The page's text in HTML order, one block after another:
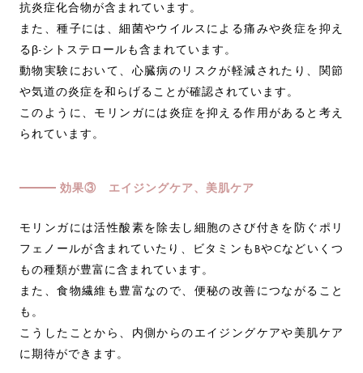
抗炎症化合物が含まれています。
また、種子には、細菌やウイルスによる痛みや炎症を抑え
るβ-シトステロールも含まれています。
動物実験において、心臓病のリスクが軽減されたり、関節
や気道の炎症を和らげることが確認されています。
このように、モリンガには炎症を抑える作用があると考え
られています。
効果③ エイジングケア、美肌ケア
モリンガには活性酸素を除去し細胞のさび付きを防ぐポリ
フェノールが含まれていたり、ビタミンもBやCなどいくつ
もの種類が豊富に含まれています。
また、食物繊維も豊富なので、便秘の改善につながること
も。
こうしたことから、内側からのエイジングケアや美肌ケア
に期待ができます。